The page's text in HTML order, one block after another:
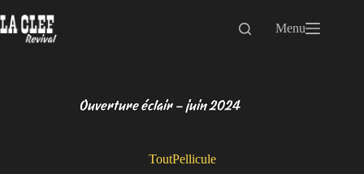
au
contenu
Menu
Ouverture éclair – juin 2024
ToutPellicule